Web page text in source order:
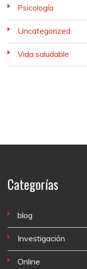
Psicología
Uncategorized
Vida saludable
Categorías
blog
Investigación
Online